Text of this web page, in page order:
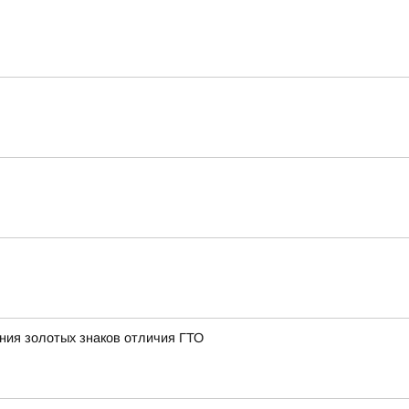
золотых знаков отличия ГТО